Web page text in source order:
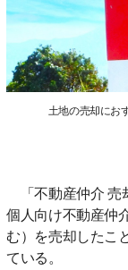
土地の売却にお
「不動産仲介 売
個人向け不動産仲
む）を売却したこ
ている。